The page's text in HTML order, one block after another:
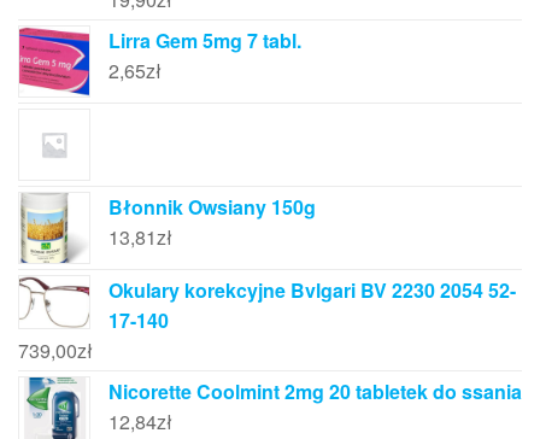
Lirra Gem 5mg 7 tabl.
2,65zł
Błonnik Owsiany 150g
13,81zł
Okulary korekcyjne Bvlgari BV 2230 2054 52-
17-140
739,00zł
Nicorette Coolmint 2mg 20 tabletek do ssania
12,84zł